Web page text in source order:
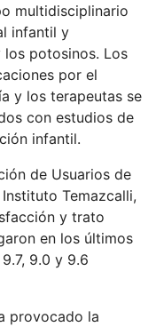
multidisciplinario
infantil y
potosinos. Los
por el
y los terapeutas se
con estudios de
infantil.
de Usuarios de
Temazcalli,
y trato
en los últimos
9.0 y 9.6
provocado la